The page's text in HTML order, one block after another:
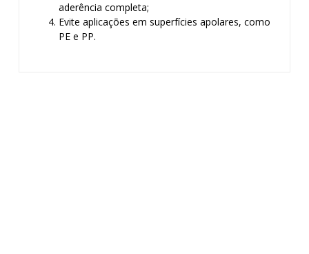
aderência completa;
Evite aplicações em superfícies apolares, como
PE e PP.